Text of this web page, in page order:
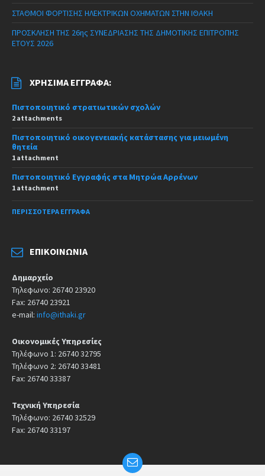
ΣΤΑΘΜΟΙ ΦΟΡΤΙΣΗΣ ΗΛΕΚΤΡΙΚΩΝ ΟΧΗΜΑΤΩΝ ΣΤΗΝ ΙΘΑΚΗ
ΠΡΟΣΚΛΗΣΗ ΤΗΣ 26ης ΣΥΝΕΔΡΙΑΣΗΣ ΤΗΣ ΔΗΜΟΤΙΚΗΣ ΕΠΙΤΡΟΠΗΣ
ΕΤΟΥΣ 2026
ΧΡΉΣΙΜΑ ΈΓΓΡΑΦΑ:
Πιστοποιητικό στρατιωτικών σχολών
2 attachments
Πιστοποιητικό οικογενειακής κατάστασης για μειωμένη
θητεία
1 attachment
Πιστοποιητικό Εγγραφής στα Μητρώα Αρρένων
1 attachment
ΠΕΡΙΣΣΌΤΕΡΑ ΈΓΓΡΑΦΑ
ΕΠΙΚΟΙΝΩΝΊΑ
Δημαρχείο
Τηλεφωνο: 26740 23920
Fax: 26740 23921
e-mail: info@ithaki.gr
Οικονομικές Υπηρεσίες
Τηλέφωνο 1: 26740 32795
Τηλέφωνο 2: 26740 33481
Fax: 26740 33387
Τεχνική Υπηρεσία
Τηλέφωνο: 26740 32529
Fax: 26740 33197